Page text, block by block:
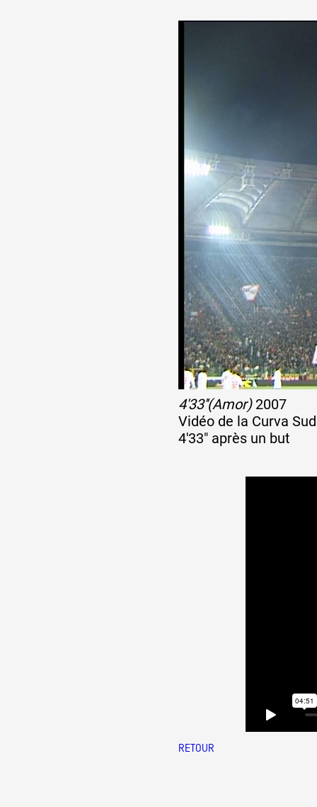
4'33''(Amor)2007
Vidéo de la Curva
4'33" après un but
RETOUR